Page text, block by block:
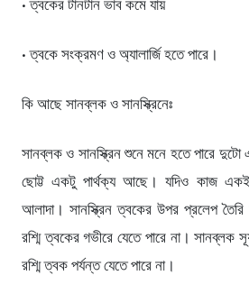
• ত্বকের টানটান ভাব কমে যায়
• ত্বকে সংক্রমণ ও অ্যালার্জি হতে পারে।
কি আছে সানব্লক ও সানস্ক্রিনেঃ
সানব্লক ও সানস্ক্রিন শুনে মনে হতে পারে
ছোট্ট একটু পার্থক্য আছে। যদিও কাজ
আলাদা। সানস্ক্রিন ত্বকের উপর প্রলেপ
রশ্মি ত্বকের গভীরে যেতে পারে না। সানব্লক
রশ্মি ত্বক পর্যন্ত যেতে পারে না।